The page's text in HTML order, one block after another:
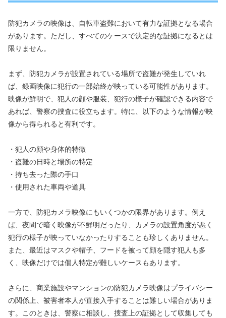
防犯カメラの映像は、自転車盗難において有力な証拠となる場合
があります。ただし、すべてのケースで決定的な証拠になるとは
限りません。
まず、防犯カメラが設置されている場所で盗難が発生していれ
ば、録画映像に犯行の一部始終が映っている可能性があります。
映像が鮮明で、犯人の顔や服装、犯行の様子が確認できる内容で
あれば、警察の捜査に役立ちます。特に、以下のような情報が映
像から得られると有利です。
・犯人の顔や身体的特徴
・盗難の日時と場所の特定
・持ち去った際の手口
・使用された車両や道具
一方で、防犯カメラ映像にもいくつかの限界があります。例え
ば、夜間で暗く映像が不鮮明だったり、カメラの設置角度が悪く
犯行の様子が映っていなかったりすることも珍しくありません。
また、最近はマスクや帽子、フードを被って顔を隠す犯人も多
く、映像だけでは個人特定が難しいケースもあります。
さらに、商業施設やマンションの防犯カメラ映像はプライバシー
の関係上、被害者本人が直接入手することは難しい場合がありま
す。このときは、警察に相談し、捜査上の証拠として収集しても